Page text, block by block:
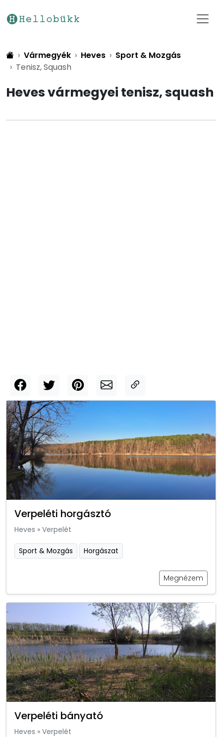
Vármegyék Heves
Sport & Mozgás
Tenisz, Squash
Heves vármegyei tenisz, squash
Verpeléti horgásztó
Heves » Verpelét
Sport & Mozgás Horgászat
Megnézem
Verpeléti bányató
Heves » Verpelét